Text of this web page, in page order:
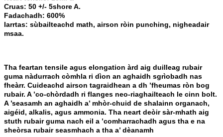
Cruas: 50 +/- 5shore A.
Fadachadh: 600%
Iarrtas: sùbailteachd math, airson ròin punching, nigheadair
msaa.
Tha feartan tensile agus elongation àrd aig duilleag rubair
guma nàdurrach còmhla ri dìon an aghaidh sgrìobadh nas
fheàrr. Cuideachd airson tagraidhean a dh ’fheumas ròn bog
rubair. A ’co-chòrdadh ri flanges neo-riaghailteach le cinn bolt.
A ’seasamh an aghaidh a’ mhòr-chuid de shalainn organach,
aigéid, alkalis, agus ammonia. Tha neart deòir sàr-mhath aig
stuth rubair guma nach eil a ’comharrachadh agus tha e na
sheòrsa rubair seasmhach a tha a’ dèanamh